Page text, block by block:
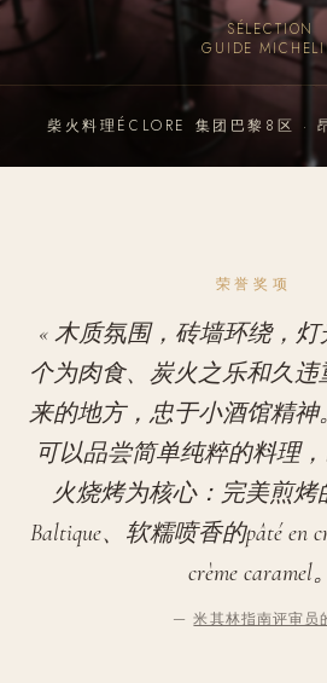
SÉLECTION
GUIDE
柴火料理 ÉCLORE 集团 巴黎8区 ·
荣誉奖项
« 木质氛围，砖墙环绕，
个为肉食、炭火之乐和久
来的地方，忠于小酒馆精神
可以品尝简单纯粹的料理，
火烧烤为核心：完美煎烤
Baltique、软糯喷香的pâté en
crème caramel
—米其林指南评审员